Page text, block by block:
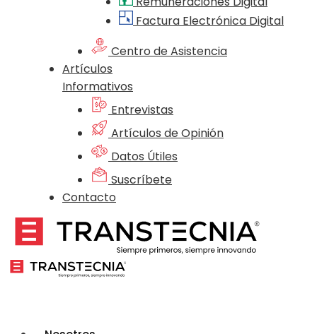
Factura Electrónica Digital
Centro de Asistencia
Artículos
Informativos
Entrevistas
Artículos de Opinión
Datos Útiles
Suscríbete
Contacto